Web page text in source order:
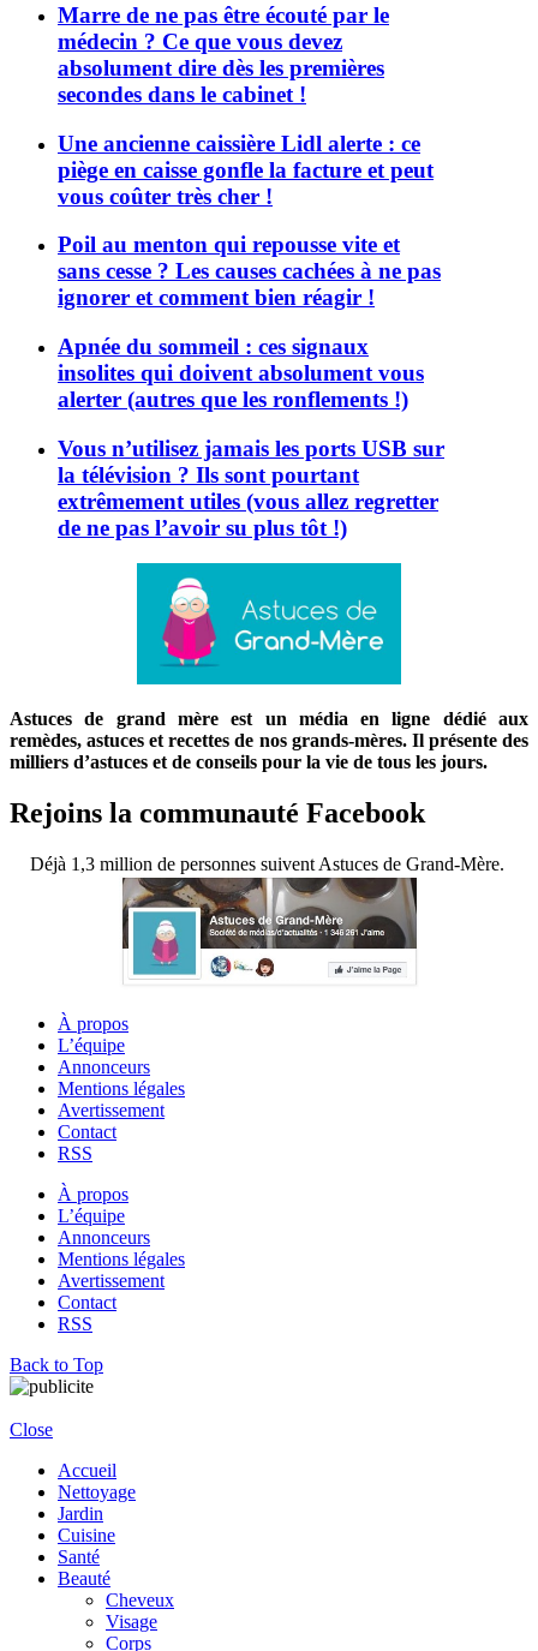
Marre de ne pas être écouté par le
médecin ? Ce que vous devez
absolument dire dès les premières
secondes dans le cabinet !
Une ancienne caissière Lidl alerte : ce
piège en caisse gonfle la facture et peut
vous coûter très cher !
Poil au menton qui repousse vite et
sans cesse ? Les causes cachées à ne pas
ignorer et comment bien réagir !
Apnée du sommeil : ces signaux
insolites qui doivent absolument vous
alerter (autres que les ronflements !)
Vous n’utilisez jamais les ports USB sur
la télévision ? Ils sont pourtant
extrêmement utiles (vous allez regretter
de ne pas l’avoir su plus tôt !)
Astuces de grand mère est un média en ligne dédié aux
remèdes, astuces et recettes de nos grands-mères. Il présente des
milliers d’astuces et de conseils pour la vie de tous les jours.
Rejoins la communauté Facebook
Déjà 1,3 million de personnes suivent Astuces de Grand-Mère.
À propos
L’équipe
Annonceurs
Mentions légales
Avertissement
Contact
RSS
À propos
L’équipe
Annonceurs
Mentions légales
Avertissement
Contact
RSS
Back to Top
Close
Accueil
Nettoyage
Jardin
Cuisine
Santé
Beauté
Cheveux
Visage
Corps